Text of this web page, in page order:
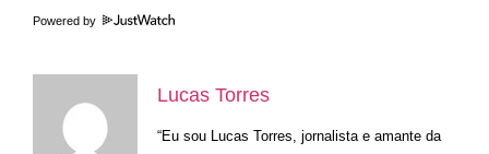
Powered by
Lucas Torres
“Eu sou Lucas Torres, jornalista e amante da